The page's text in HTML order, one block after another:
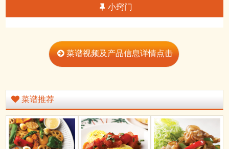
小窍门
菜谱视频及产品信息详情点击
菜谱推荐